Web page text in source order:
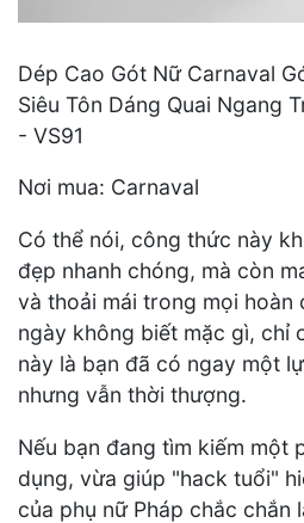
Dép Cao Gót Nữ Carnaval
Siêu Tôn Dáng Quai Ngang
- VS91
Nơi mua: Carnaval
Có thể nói, công thức này
đẹp nhanh chóng, mà còn
và thoải mái trong mọi hoàn
ngày không biết mặc gì, chỉ
này là bạn đã có ngay một
nhưng vẫn thời thượng.
Nếu bạn đang tìm kiếm một
dụng, vừa giúp "hack tuổi"
của phụ nữ Pháp chắc chắn